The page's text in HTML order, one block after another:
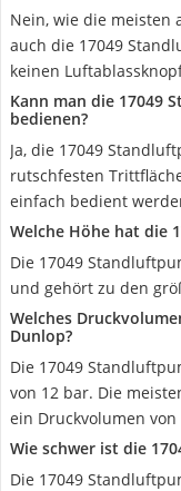
Nein, wie die meisten
auch die 17049
keinen
Kann man die 17049
bedienen?
Ja, die 17049
rutschfesten
einfach bedient
Welche Höhe hat die
Die 17049
und gehört zu den
Welches
Dunlop?
Die 17049
von 12 bar. Die
ein Druckvolumen
Wie schwer ist die
Die 17049